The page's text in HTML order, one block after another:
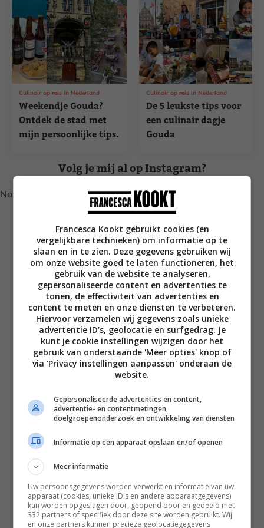
Weekendje Gouda?
Ontdek de stad met
mijn persoonlijke tips.
Culinair op reis in Nederland
De 5 leukste tips voor
een culinair dagje
Gouda
Culinair op reis in Nederland
Volg je mij al op Instagram?
No posts found.
Disclaimer
Privacy voorwaarden
Instagram
Facebook
Pinterest
Home
Word gratis lid
Recepten
Leefstijl
Reizen
Francesca Kookt gebruikt cookies (en
vergelijkbare technieken) om informatie op te
slaan en in te zien. Deze gegevens gebruiken wij
om onze website goed te laten functioneren, het
gebruik van de website te analyseren,
gepersonaliseerde content en advertenties te
tonen, de effectiviteit van advertenties en
content te meten en onze diensten te verbeteren.
Hiervoor verzamelen wij gegevens zoals unieke
advertentie ID’s, geolocatie en surfgedrag. Je
kunt je cookie instellingen wijzigen door het
gebruik van onderstaande 'Meer opties' knop of
via 'Privacy instellingen aanpassen' onderaan de
website.
Gepersonaliseerde advertenties en content,
advertentie- en contentmetingen,
doelgroepenonderzoek en ontwikkeling van diensten
Informatie op een apparaat opslaan en/of openen
Meer informatie
Uw persoonsgegevens worden verwerkt en informatie van uw
apparaat (cookies, unieke ID's en andere apparaatgegevens)
kan worden opgeslagen door, geopend door en gedeeld met
332 partners of specifiek door deze site worden gebruikt. Wij
en onze partners kunnen precieze geolocatiegegevens